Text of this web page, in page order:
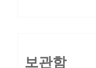
보관함